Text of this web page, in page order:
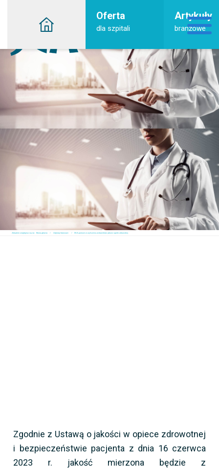
Oferta
dla szpitali
Artykuły
branżowe
Aktualnie znajdujesz się na: Strona główna Artykuły branżowe SGA pomoże w wyliczeniu wskaźników jakości opieki zdrowotnej
Zgodnie z Ustawą o jakości w opiece zdrowotnej
i bezpieczeństwie pacjenta z dnia 16 czerwca
2023 r. jakość mierzona będzie z